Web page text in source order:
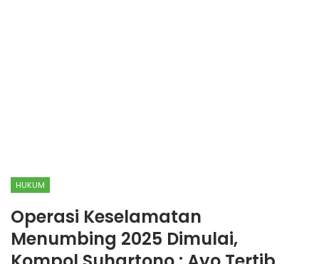
HUKUM
Operasi Keselamatan
Menumbing 2025 Dimulai,